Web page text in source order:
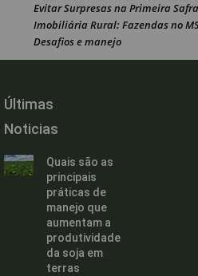
Evitar Surpresas na Primeira
Imobiliária Rural: Fazendas no
Desafios e manejo
Últimas
Noticias
Quais são as
principais
práticas de
manejo que
aumentam a
produtividade
da soja em
terras